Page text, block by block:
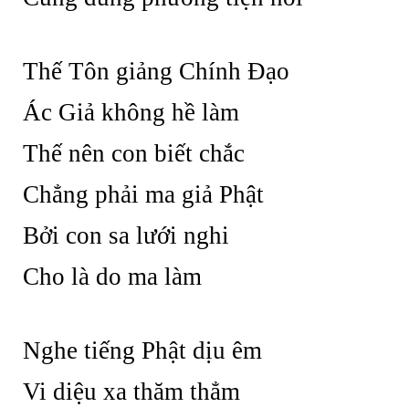
Thế Tôn giảng Chính Đạo
Ác Giả không hề làm
Thế nên con biết chắc
Chẳng phải ma giả Phật
Bởi con sa lưới nghi
Cho là do ma làm
Nghe tiếng Phật dịu êm
Vi diệu xa thăm thẳm